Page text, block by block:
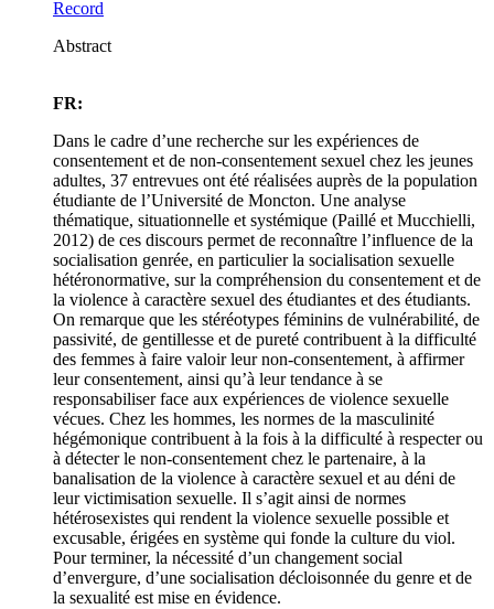
Record
Abstract
FR:
Dans le cadre d’une recherche sur les expériences de
consentement et de non-consentement sexuel chez les jeunes
adultes, 37 entrevues ont été réalisées auprès de la population
étudiante de l’Université de Moncton. Une analyse
thématique, situationnelle et systémique (Paillé et Mucchielli,
2012) de ces discours permet de reconnaître l’influence de la
socialisation genrée, en particulier la socialisation sexuelle
hétéronormative, sur la compréhension du consentement et de
la violence à caractère sexuel des étudiantes et des étudiants.
On remarque que les stéréotypes féminins de vulnérabilité, de
passivité, de gentillesse et de pureté contribuent à la difficulté
des femmes à faire valoir leur non-consentement, à affirmer
leur consentement, ainsi qu’à leur tendance à se
responsabiliser face aux expériences de violence sexuelle
vécues. Chez les hommes, les normes de la masculinité
hégémonique contribuent à la fois à la difficulté à respecter ou
à détecter le non-consentement chez le partenaire, à la
banalisation de la violence à caractère sexuel et au déni de
leur victimisation sexuelle. Il s’agit ainsi de normes
hétérosexistes qui rendent la violence sexuelle possible et
excusable, érigées en système qui fonde la culture du viol.
Pour terminer, la nécessité d’un changement social
d’envergure, d’une socialisation décloisonnée du genre et de
la sexualité est mise en évidence.